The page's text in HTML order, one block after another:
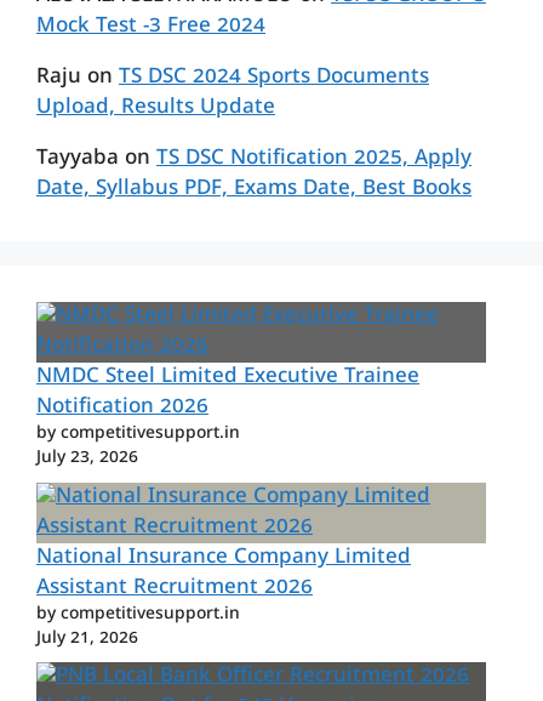
Mock Test -3 Free 2024
Raju on TS DSC 2024 Sports Documents
Upload, Results Update
Tayyaba on TS DSC Notification 2025, Apply
Date, Syllabus PDF, Exams Date, Best Books
NMDC Steel Limited Executive Trainee
Notification 2026
by competitivesupport.in
July 23, 2026
National Insurance Company Limited
Assistant Recruitment 2026
by competitivesupport.in
July 21, 2026